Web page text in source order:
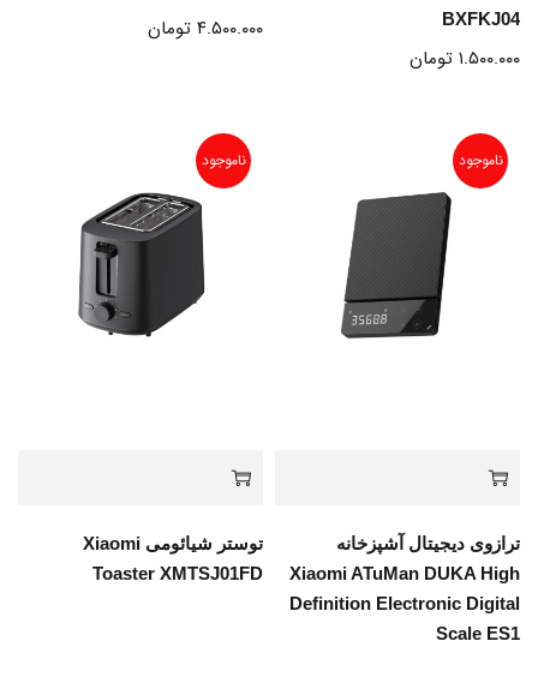
BXFKJ04
۱.۵۰۰.۰۰۰ تومان
۴.۵۰۰.۰۰۰ تومان
ناموجود
ترازوی دیجیتال آشپزخانه
Xiaomi ATuMan DUKA High
Definition Electronic Digital
Scale ES1
ناموجود
توستر شیائومی Xiaomi
Toaster XMTSJ01FD